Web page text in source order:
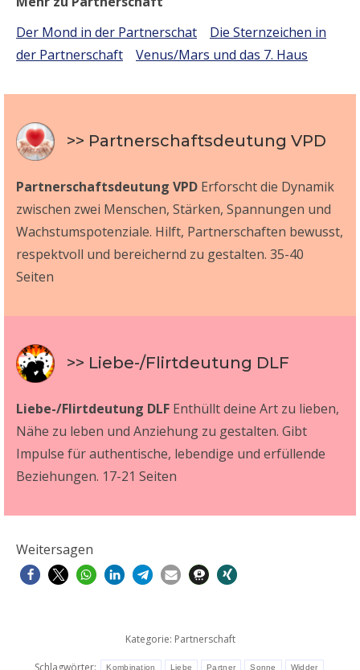
Der Mond in der Partnerschat
Die Sternzeichen in
der Partnerschaft
Venus/Mars und das 7. Haus
>> Partnerschaftsdeutung VPD
Partnerschaftsdeutung VPD Erforscht die Dynamik
zwischen zwei Menschen, Stärken, Spannungen und
Wachstumspotenziale. Hilft, Partnerschaften bewusst,
respektvoll und bereichernd zu gestalten. 35-40
Seiten
>> Liebe-/Flirtdeutung DLF
Liebe-/Flirtdeutung DLF Enthüllt deine Art zu lieben,
Nähe zu leben und Anziehung zu gestalten. Gibt
Impulse für authentische, lebendige und erfüllende
Beziehungen. 17-21 Seiten
Weitersagen
Kategorie: Partnerschaft
Schlagwörter: Kombination Liebe Partner Sonne Widder